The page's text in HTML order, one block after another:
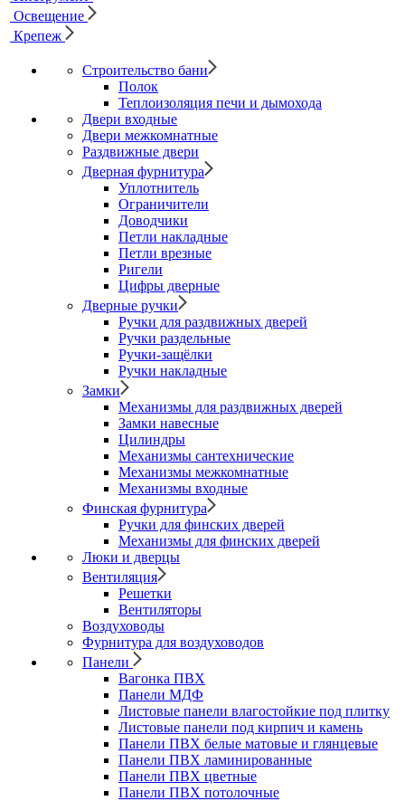
Освещение
Крепеж
Строительство бани
Полок
Теплоизоляция печи и дымохода
Двери входные
Двери межкомнатные
Раздвижные двери
Дверная фурнитура
Уплотнитель
Ограничители
Доводчики
Петли накладные
Петли врезные
Ригели
Цифры дверные
Дверные ручки
Ручки для раздвижных дверей
Ручки раздельные
Ручки-защёлки
Ручки накладные
Замки
Механизмы для раздвижных дверей
Замки навесные
Цилиндры
Механизмы сантехнические
Механизмы межкомнатные
Механизмы входные
Финская фурнитура
Ручки для финских дверей
Механизмы для финских дверей
Люки и дверцы
Вентиляция
Решетки
Вентиляторы
Воздуховоды
Фурнитура для воздуховодов
Панели
Вагонка ПВХ
Панели МДФ
Листовые панели влагостойкие под плитку
Листовые панели под кирпич и камень
Панели ПВХ белые матовые и глянцевые
Панели ПВХ ламинированные
Панели ПВХ цветные
Панели ПВХ потолочные